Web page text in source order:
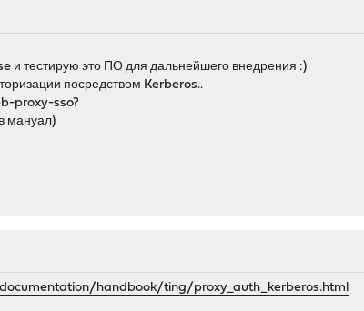
и тестирую это ПО для дальнейшего внедрения :)
посредством Kerberos..
proxy-sso?
мануал)
handbook/ting/proxy_auth_kerberos.html